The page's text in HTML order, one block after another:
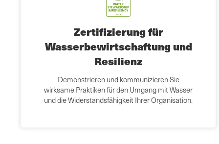
Zertifizierung für
Wasserbewirtschaftung und
Resilienz
Demonstrieren und kommunizieren Sie
wirksame Praktiken für den Umgang mit Wasser
und die Widerstandsfähigkeit Ihrer Organisation.